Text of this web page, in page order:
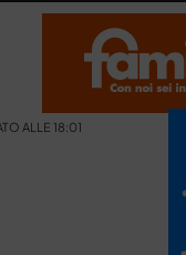
ALLE 18:01